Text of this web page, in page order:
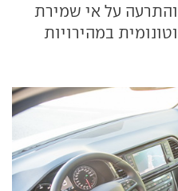
על אי שמירת
במהירויות